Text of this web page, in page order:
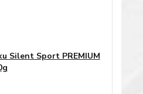
Silent Sport PREMIUM